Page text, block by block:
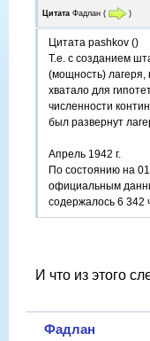
Цитата Фадлан ( )
Цитата pashkov ()
Т.е. с созданием
(мощность) лагеря,
хватало для
численности
был развернут
Апрель 1942 г.
По состоянию на
официальным
содержалось 6 342
содержалось 6 216
И что из этого
Фадлан